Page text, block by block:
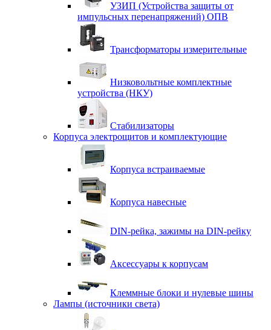
УЗИП (Устройства защиты от
импульсных перенапряжений) ОПВ
Трансформаторы измерительные
Низковольтные комплектные
устройства (НКУ)
Стабилизаторы
Корпуса электрощитов и комплектующие
Корпуса встраиваемые
Корпуса навесные
DIN-рейка, зажимы на DIN-рейку
Аксессуары к корпусам
Клеммные блоки и нулевые шины
Лампы (источники света)